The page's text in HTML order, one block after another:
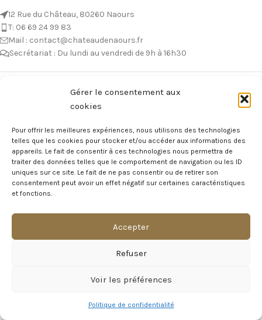
Gérer le consentement aux
cookies
Pour offrir les meilleures expériences, nous utilisons des technologies
telles que les cookies pour stocker et/ou accéder aux informations des
appareils. Le fait de consentir à ces technologies nous permettra de
traiter des données telles que le comportement de navigation ou les ID
uniques sur ce site. Le fait de ne pas consentir ou de retirer son
consentement peut avoir un effet négatif sur certaines caractéristiques
et fonctions.
Accepter
Refuser
Voir les préférences
Politique de confidentialité
12 Rue du Château, 80260 Naours
T: 06 69 24 99 83
Mail : contact@chateaudenaours.fr
Secrétariat : Du lundi au vendredi de 9h à 16h30
Vous avez des questions ?
Avant de nous écrire, n’hésitez pas à consulter notre FAQ, celle-ci est
réponse à votre question !
Voir notre foire aux questions >
NOTRE ÉCOSYSTEME
MAGAZINE DU CHÂTEAU
INFORMATIONS LÉGALES